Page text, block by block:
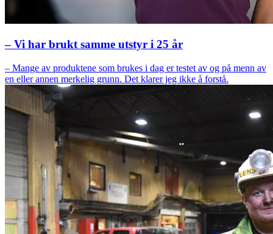
– Vi har brukt samme utstyr i 25 år
– Mange av produktene som brukes i dag er testet av og på menn av
en eller annen merkelig grunn. Det klarer jeg ikke å forstå.